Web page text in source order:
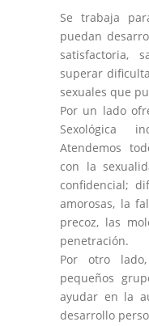
Se trabaja
puedan
satisfactoria,
superar
sexuales que
Por un lado
Sexológica
Atendemos
con la
confidencial;
amorosas, la
precoz, las
penetración.
Por otro
pequeños
ayudar en la
desarrollo